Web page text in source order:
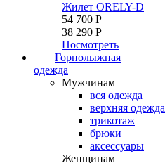
Жилет ORELY-D
54 700 Р
38 290 Р
Посмотреть
Горнолыжная
одежда
Мужчинам
вся одежда
верхняя одежда
трикотаж
брюки
аксессуары
Женщинам